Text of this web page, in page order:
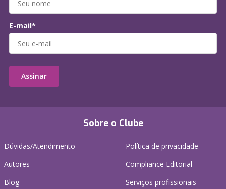
Sobre o Clube
Dúvidas/Atendimento
Autores
Blog
Política de privacidade
Compliance Editorial
Serviços profissionais
E-mail*
Assinar